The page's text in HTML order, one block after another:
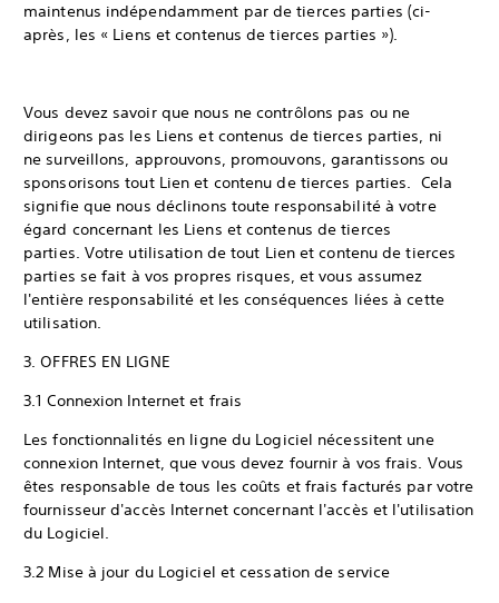
maintenus indépendamment par de tierces parties (ci-
après, les « Liens et contenus de tierces parties »).
Vous devez savoir que nous ne contrôlons pas ou ne
dirigeons pas les Liens et contenus de tierces parties, ni
ne surveillons, approuvons, promouvons, garantissons ou
sponsorisons tout Lien et contenu de tierces parties. Cela
signifie que nous déclinons toute responsabilité à votre
égard concernant les Liens et contenus de tierces
parties. Votre utilisation de tout Lien et contenu de tierces
parties se fait à vos propres risques, et vous assumez
l'entière responsabilité et les conséquences liées à cette
utilisation.
3. OFFRES EN LIGNE
3.1 Connexion Internet et frais
Les fonctionnalités en ligne du Logiciel nécessitent une
connexion Internet, que vous devez fournir à vos frais. Vous
êtes responsable de tous les coûts et frais facturés par votre
fournisseur d'accès Internet concernant l'accès et l'utilisation
du Logiciel.
3.2 Mise à jour du Logiciel et cessation de service